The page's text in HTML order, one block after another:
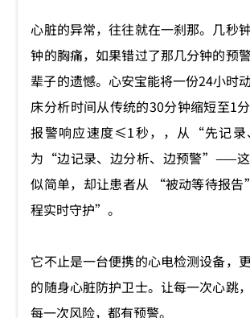
心脏的异常，往往就在一刹那。几秒
钟的胸痛，如果错过了那几分钟的预
辈子的遗憾。心安宝能将一份24小时
床分析时间从传统的30分钟缩短至1
报警响应速度≤1秒，，从“先记
为“边记录、边分析、边预警”——这
似简单，却让患者从 “被动等待报
程实时守护”。
它不止是一台便携的心电检测设备，
的随身心脏防护卫士。让每一次心跳
每一次风险，都有预警。